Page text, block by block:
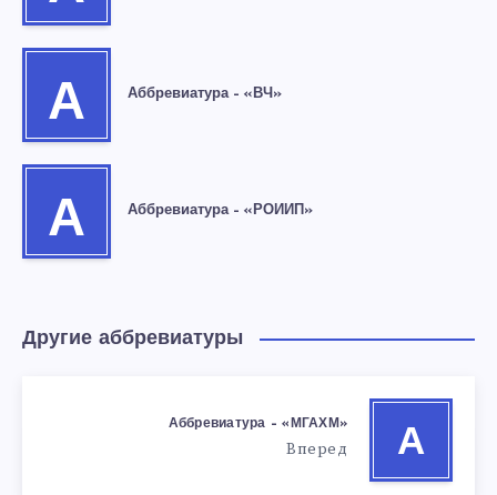
А Аббревиатура – «ВЧ»
А Аббревиатура – «РОИИП»
Другие аббревиатуры
А
Аббревиатура – «МГАХМ»
Вперед